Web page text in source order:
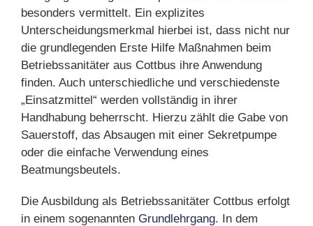
besonders vermittelt. Ein explizites
Unterscheidungsmerkmal hierbei ist, dass nicht nur
die grundlegenden Erste Hilfe Maßnahmen beim
Betriebssanitäter aus Cottbus ihre Anwendung
finden. Auch unterschiedliche und verschiedenste
„Einsatzmittel“ werden vollständig in ihrer
Handhabung beherrscht. Hierzu zählt die Gabe von
Sauerstoff, das Absaugen mit einer Sekretpumpe
oder die einfache Verwendung eines
Beatmungsbeutels.
Die Ausbildung als Betriebssanitäter Cottbus erfolgt
in einem sogenannten Grundlehrgang. In dem